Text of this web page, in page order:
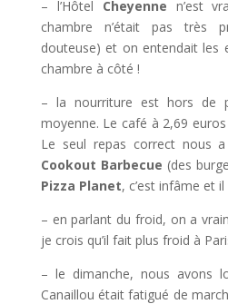
– l’Hôtel Cheyenne n’est
chambre n’était pas très
douteuse) et on entendait les
chambre à côté !
– la nourriture est hors de
moyenne. Le café à 2,69
Le seul repas correct nous
Cookout Barbecue (des
Pizza Planet, c’est infâme et
– en parlant du froid, on a
je crois qu’il fait plus froid à
– le dimanche, nous avons
Canaillou était fatigué de